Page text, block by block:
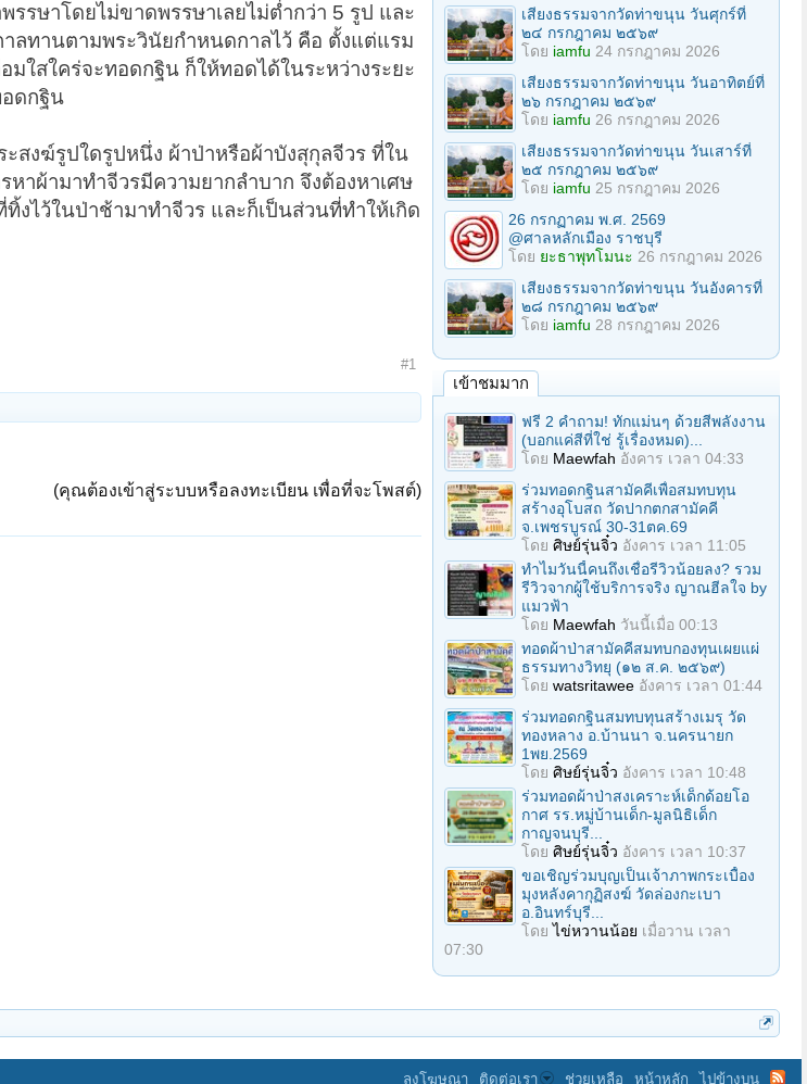
รษาโดยไม่ขาดพรรษาเลยไม่ต่ำกว่า 5 รูป และ
ลทานตามพระวินัยกำหนดกาลไว้ คือ ตั้งแต่แรม
ใสใคร่จะทอดกฐิน ก็ให้ทอดได้ในระหว่างระยะ
ดกฐิน
สงฆ์รูปใดรูปหนึ่ง ผ้าป่าหรือผ้าบังสุกุลจีวร ที่ใน
าผ้ามาทำจีวรมีความยากลำบาก จึงต้องหาเศษ
งไว้ในป่าช้ามาทำจีวร และก็เป็นส่วนที่ทำให้เกิด
#1
(คุณต้องเข้าสู่ระบบหรือลงทะเบียน เพื่อที่จะโพสต์)
เสียงธรรมจากวัดท่าขนุน วันศุกร์ที่
๒๔ กรกฎาคม ๒๕๖๙
โดย iamfu 24 กรกฎาคม 2026
เสียงธรรมจากวัดท่าขนุน วันอาทิตย์ที่
๒๖ กรกฎาคม ๒๕๖๙
โดย iamfu 26 กรกฎาคม 2026
เสียงธรรมจากวัดท่าขนุน วันเสาร์ที่
๒๕ กรกฎาคม ๒๕๖๙
โดย iamfu 25 กรกฎาคม 2026
26 กรกฏาคม พ.ศ. 2569
@ศาลหลักเมือง ราชบุรี
โดย ยะธาพุทโมนะ 26 กรกฎาคม 2026
เสียงธรรมจากวัดท่าขนุน วันอังคารที่
๒๘ กรกฎาคม ๒๕๖๙
โดย iamfu 28 กรกฎาคม 2026
เข้าชมมาก
ฟรี 2 คำถาม! ทักแม่นๆ ด้วยสีพลังงาน
(บอกแค่สีที่ใช่ รู้เรื่องหมด)...
โดย Maewfah อังคาร เวลา 04:33
ร่วมทอดกฐินสามัคคีเพื่อสมทบทุน
สร้างอุโบสถ วัดปากตกสามัคคี
จ.เพชรบูรณ์ 30-31ตค.69
โดย ศิษย์รุ่นจิ๋ว อังคาร เวลา 11:05
ทำไมวันนี้คนถึงเชื่อรีวิวน้อยลง? รวม
รีวิวจากผู้ใช้บริการจริง ญาณฮีลใจ by
แมวฟ้า
โดย Maewfah วันนี้เมื่อ 00:13
ทอดผ้าป่าสามัคคีสมทบกองทุนเผยแผ่
ธรรมทางวิทยุ (๑๒ ส.ค. ๒๕๖๙)
โดย watsritawee อังคาร เวลา 01:44
ร่วมทอดกฐินสมทบทุนสร้างเมรุ วัด
ทองหลาง อ.บ้านนา จ.นครนายก
1พย.2569
โดย ศิษย์รุ่นจิ๋ว อังคาร เวลา 10:48
ร่วมทอดผ้าป่าสงเคราะห์เด็กด้อยโอ
กาศ รร.หมู่บ้านเด็ก-มูลนิธิเด็ก
กาญจนบุรี...
โดย ศิษย์รุ่นจิ๋ว อังคาร เวลา 10:37
ขอเชิญร่วมบุญเป็นเจ้าภาพกระเบื้อง
มุงหลังคากุฏิสงฆ์ วัดล่องกะเบา
อ.อินทร์บุรี...
โดยไข่หวานน้อย เมื่อวาน เวลา
07:30
ลงโฆษณา ติดต่อเรา ช่วยเหลือ หน้าหลัก ไปข้างบน